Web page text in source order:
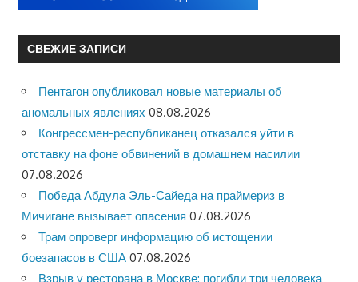
СВЕЖИЕ ЗАПИСИ
Пентагон опубликовал новые материалы об
аномальных явлениях 08.08.2026
Конгрессмен-республиканец отказался уйти в
отставку на фоне обвинений в домашнем насилии
07.08.2026
Победа Абдула Эль-Сайеда на праймериз в
Мичигане вызывает опасения 07.08.2026
Трам опроверг информацию об истощении
боезапасов в США 07.08.2026
Взрыв у ресторана в Москве: погибли три человека